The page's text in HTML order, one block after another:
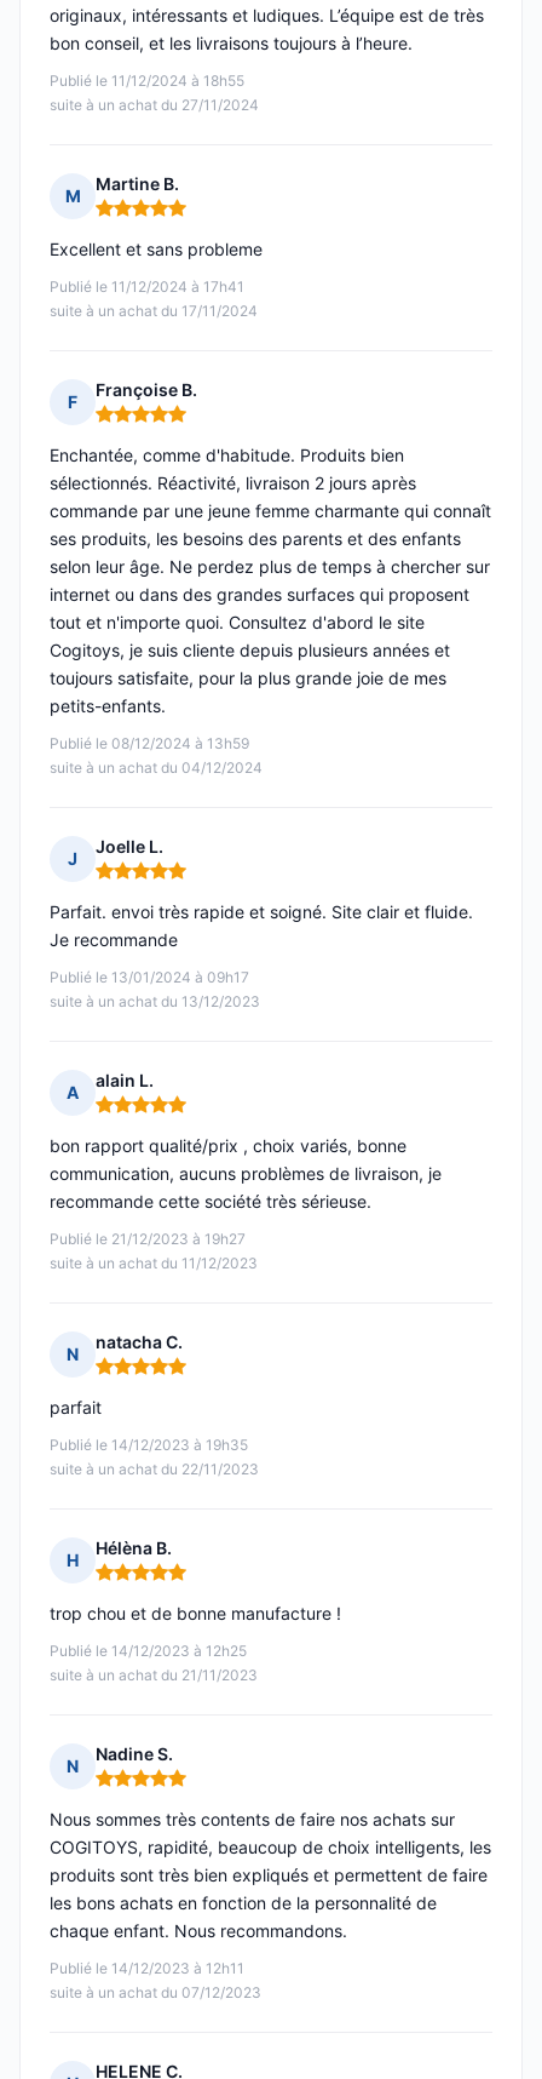
Publié le 11/12/2024 à 18h55
suite à un achat du 27/11/2024
originaux, intéressants et ludiques. L’équipe est de très
bon conseil, et les livraisons toujours à l’heure.
M
Martine B.
Note : 5 sur 5
Publié le 11/12/2024 à 17h41
suite à un achat du 17/11/2024
Excellent et sans probleme
F
Françoise B.
Note : 5 sur 5
Publié le 08/12/2024 à 13h59
suite à un achat du 04/12/2024
Enchantée, comme d'habitude. Produits bien
sélectionnés. Réactivité, livraison 2 jours après
commande par une jeune femme charmante qui connaît
ses produits, les besoins des parents et des enfants
selon leur âge. Ne perdez plus de temps à chercher sur
internet ou dans des grandes surfaces qui proposent
tout et n'importe quoi. Consultez d'abord le site
Cogitoys, je suis cliente depuis plusieurs années et
toujours satisfaite, pour la plus grande joie de mes
petits-enfants.
J
Joelle L.
Note : 5 sur 5
Publié le 13/01/2024 à 09h17
suite à un achat du 13/12/2023
Parfait. envoi très rapide et soigné. Site clair et fluide.
Je recommande
A
alain L.
Note : 5 sur 5
Publié le 21/12/2023 à 19h27
suite à un achat du 11/12/2023
bon rapport qualité/prix , choix variés, bonne
communication, aucuns problèmes de livraison, je
recommande cette société très sérieuse.
N
natacha C.
Note : 5 sur 5
Publié le 14/12/2023 à 19h35
suite à un achat du 22/11/2023
parfait
H
Hélèna B.
Note : 5 sur 5
Publié le 14/12/2023 à 12h25
suite à un achat du 21/11/2023
trop chou et de bonne manufacture !
N
Nadine S.
Note : 5 sur 5
Publié le 14/12/2023 à 12h11
suite à un achat du 07/12/2023
Nous sommes très contents de faire nos achats sur
COGITOYS, rapidité, beaucoup de choix intelligents, les
produits sont très bien expliqués et permettent de faire
les bons achats en fonction de la personnalité de
chaque enfant. Nous recommandons.
HELENE C.